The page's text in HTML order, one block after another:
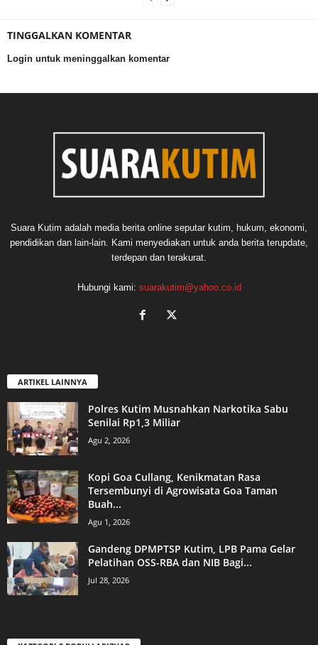
TINGGALKAN KOMENTAR
Login untuk meninggalkan komentar
Suara Kutim adalah media berita online seputar kutim, hukum, ekonomi,
pendidikan dan lain-lain. Kami menyediakan untuk anda berita terupdate,
terdepan dan terakurat.
Hubungi kami: suarakutim@yahoo.co.id
ARTIKEL LAINNYA
Polres Kutim Musnahkan Narkotika Sabu
Senilai Rp1,3 Miliar
Agu 2, 2026
Kopi Goa Cullang, Kenikmatan Rasa
Tersembunyi di Agrowisata Goa Taman
Buah...
Agu 1, 2026
Gandeng DPMPTSP Kutim, LPB Pama Gelar
Pelatihan OSS-RBA dan NIB Bagi...
Jul 28, 2026